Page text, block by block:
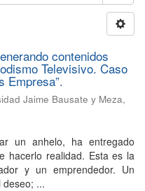
contenidos
Televisivo. Caso
Empresa”.
Jaime Bausate y Meza,
un anhelo, ha entregado
hacerlo realidad. Esta es la
y un emprendedor. Un
...